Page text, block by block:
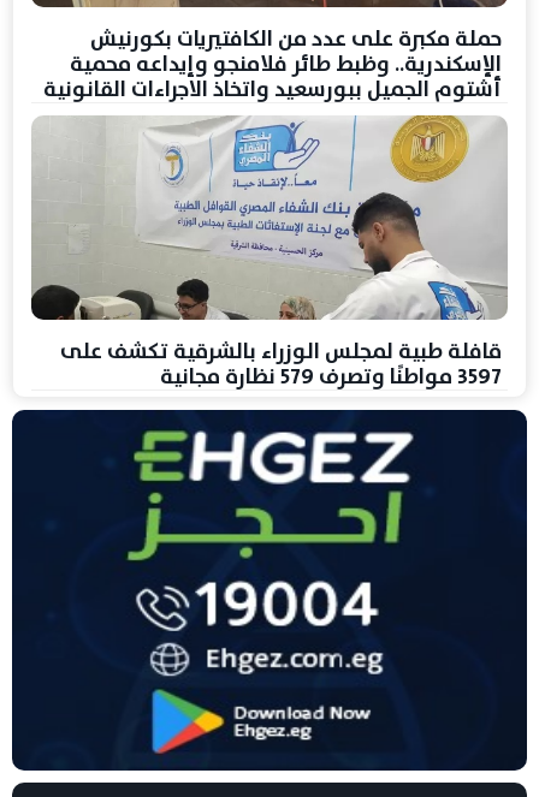
حملة مكبرة على عدد من الكافتيريات بكورنيش
الإسكندرية.. وظبط طائر فلامنجو وإيداعه محمية
أشتوم الجميل ببورسعيد واتخاذ الاجراءات القانونية
قافلة طبية لمجلس الوزراء بالشرقية تكشف على
3597 مواطنًا وتصرف 579 نظارة مجانية